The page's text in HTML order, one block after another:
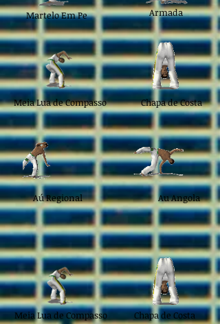
Martelo Em Pe
Meia Lua de Compasso
Aú Regional
Armada
Chapa de Costa
Au Angola
Meia Lua de Compasso Chapa de Costa